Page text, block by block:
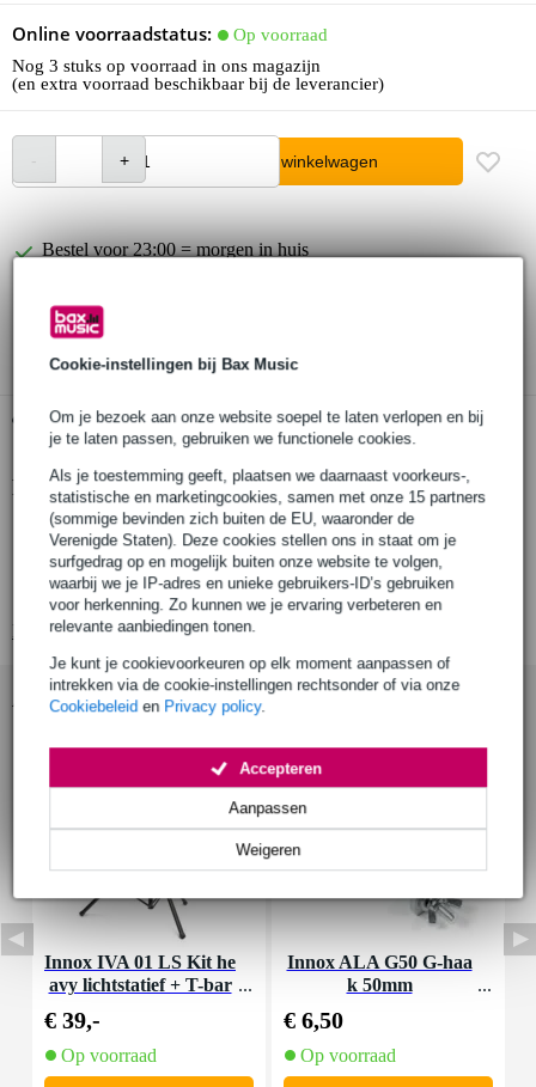
Cookie-instellingen bij Bax Music
Om je bezoek aan onze website soepel te laten verlopen en bij
je te laten passen, gebruiken we functionele cookies.
Als je toestemming geeft, plaatsen we daarnaast voorkeurs-,
statistische en marketingcookies, samen met onze 15 partners
(sommige bevinden zich buiten de EU, waaronder de
Verenigde Staten). Deze cookies stellen ons in staat om je
surfgedrag op en mogelijk buiten onze website te volgen,
waarbij we je IP-adres en unieke gebruikers-ID’s gebruiken
voor herkenning. Zo kunnen we je ervaring verbeteren en
relevante aanbiedingen tonen.
Je kunt je cookievoorkeuren op elk moment aanpassen of
intrekken via de cookie-instellingen rechtsonder of via onze
Cookiebeleid en Privacy policy.
Weigeren
Aanpassen
Accepteren
Online voorraadstatus:
Op voorraad
Nog 3 stuks op voorraad in ons magazijn
(en extra voorraad beschikbaar bij de leverancier)
In winkelwagen
Bestel voor 23:00 = morgen in huis
3 jaar Bax Music garantie
Gratis ophalen in de winkel
Productinformatie
EUROLITE LED IP LP-7 Logo Projector
aantal LED’s: 1
LED type: SMD 7070, 7 W
Bekijk alle productspecificaties
Accessoires (6)
Innox IVA 01 LS Kit he
avy lichtstatief + T-bar
€ 39,-
Op voorraad
Innox ALA G50 G-haa
k 50mm
€ 6,50
Op voorraad